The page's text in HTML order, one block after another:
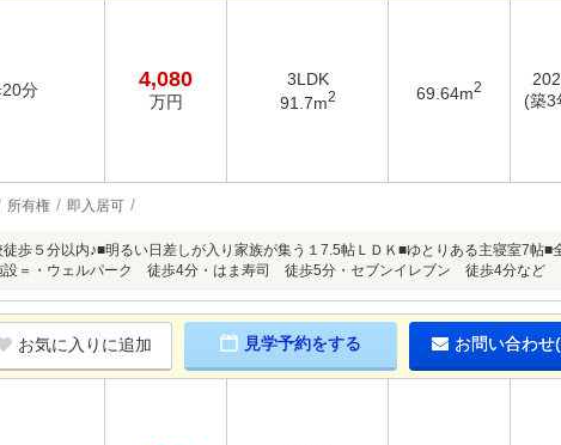
分
4,080
万円
3LDK
91.7m2 69.64m2
(築3
所有権 即入居可
歩５分以内♪■明るい日差しが入り家族が集う１7.5帖ＬＤＫ■ゆとりある主寝室7帖■
設＝・ウェルパーク 徒歩4分・はま寿司 徒歩5分・セブンイレブン 徒歩4分など
お気に入りに追加 見学予約をする お問い合わせ